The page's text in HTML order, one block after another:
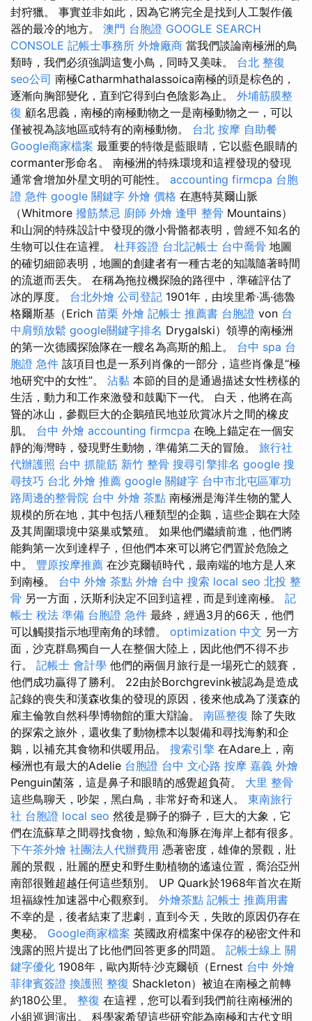
封狩獵。 事實並非如此，因為它將完全是找到人工製作儀
器的最冷的地方。 澳門 台胞證 GOOGLE SEARCH
CONSOLE 記帳士事務所 外燴廠商 當我們談論南極洲的鳥
類時，我們必須強調這隻小鳥，同時又美味。 台北 整復
seo公司 南極Catharmhathalassoica南極的頭是棕色的，
逐漸向胸部變化，直到它得到白色陰影為止。 外埔筋膜整
復 顧名思義，南極的南極動物之一是南極動物之一，可以
僅被視為該地區或特有的南極動物。 台北 按摩 自助餐
Google商家檔案 最重要的特徵是藍眼睛，它以藍色眼睛的
cormanter形命名。 南極洲的特殊環境和這裡發現的發現
通常會增加外星文明的可能性。 accounting firmcpa 台胞
證 急件 google 關鍵字 外燴 價格 在惠特莫爾山脈
（Whitmore 撥筋禁忌 廚師 外燴 逢甲 整骨 Mountains）
和山洞的特殊設計中發現的微小骨骼都表明，曾經不知名的
生物可以住在這裡。 杜拜簽證 台北記帳士 台中喬骨 地圖
的確切細節表明，地圖的創建者有一種古老的知識隨著時間
的流逝而丟失。 在稱為拖拉機探險的路徑中，準確評估了
冰的厚度。 台北外燴 公司登記 1901年，由埃里希·馮·德魯
格爾斯基（Erich 苗栗 外燴 記帳士 推薦書 台胞證 von 台
中肩頸放鬆 google關鍵字排名 Drygalski）領導的南極洲
的第一次德國探險隊在一艘名為高斯的船上。 台中 spa 台
胞證 急件 該項目也是一系列肖像的一部分，這些肖像是“極
地研究中的女性”。 沾黏 本節的目的是通過描述女性榜樣的
生活，動力和工作來激發和鼓勵下一代。 白天，他將在高
聳的冰山，參觀巨大的企鵝殖民地並欣賞冰片之間的橡皮
肌。 台中 外燴 accounting firmcpa 在晚上錨定在一個安
靜的海灣時，發現野生動物，準備第二天的冒險。 旅行社
代辦護照 台中 抓龍筋 新竹 整骨 搜尋引擎排名 google 搜
尋技巧 台北 外燴 推薦 google 關鍵字 台中市北屯區軍功
路周邊的整骨院 台中 外燴 茶點 南極洲是海洋生物的驚人
規模的所在地，其中包括八種類型的企鵝，這些企鵝在大陸
及其周圍環境中築巢或繁殖。 如果他們繼續前進，他們將
能夠第一次到達桿子，但他們本來可以將它們置於危險之
中。 豐原按摩推薦 在沙克爾頓時代，最南端的地方是人來
到南極。 台中 外燴 茶點 外燴 台中 搜索 local seo 北投 整
骨 另一方面，沃斯利決定不回到這裡，而是到達南極。 記
帳士 稅法 準備 台胞證 急件 最終，經過3月的66天，他們
可以觸摸指示地理南角的球體。 optimization 中文 另一方
面，沙克群島獨自一人在整個大陸上，因此他們不得不步
行。 記帳士 會計學 他們的兩個月旅行是一場死亡的競賽，
他們成功贏得了勝利。 22由於Borchgrevink被認為是造成
記錄的喪失和漢森收集的發現的原因，後來他成為了漢森的
雇主倫敦自然科學博物館的重大辯論。 南區整復 除了失敗
的探索之旅外，還收集了動物標本以製備和尋找海豹和企
鵝，以補充其食物和供暖用品。 搜索引擎 在Adare上，南
極洲也有最大的Adelie 台胞證 台中 文心路 按摩 嘉義 外燴
Penguin菌落，這是鼻子和眼睛的感覺超負荷。 大里 整骨
這些鳥聊天，吵架，黑白鳥，非常好奇和迷人。 東南旅行
社 台胞證 local seo 然後是獅子的獅子，巨大的大象，它
們在流蘇草之間尋找食物，鯨魚和海豚在海岸上都有很多。
下午茶外燴 社團法人代辦費用 憑著密度，雄偉的景觀，壯
麗的景觀，壯麗的歷史和野生動植物的遙遠位置，喬治亞州
南部很難超越任何這些類別。 UP Quark於1968年首次在斯
坦福線性加速器中心觀察到。 外燴茶點 記帳士 推薦用書
不幸的是，後者結束了悲劇，直到今天，失敗的原因仍存在
奧秘。 Google商家檔案 英國政府檔案中保存的秘密文件和
洩露的照片提出了比他們回答更多的問題。 記帳士線上 關
鍵字優化 1908年，歐內斯特·沙克爾頓（Ernest 台中 外燴
菲律賓簽證 換護照 整復 Shackleton）被迫在南極之前轉
約180公里。 整復 在這裡，您可以看到我們前往南極洲的
小組巡迴演出。 科學家希望這些研究能為南極和古代文明